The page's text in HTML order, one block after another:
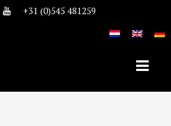
+31 (0)545 481259